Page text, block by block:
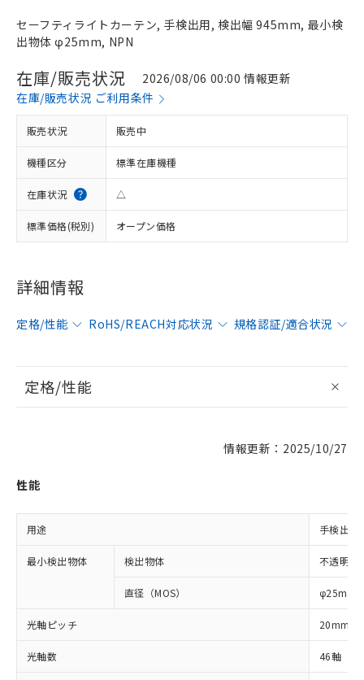
セーフティライトカーテン, 手検出用, 検出幅 945mm, 最小検
出物体 φ25mm, NPN
在庫/販売状況
2026/08/06 00:00 情報更新
在庫/販売状況 ご利用条件
販売状況 販売中
機種区分 標準在庫機種
在庫状況 △
標準価格(税別) オープン価格
詳細情報
定格/性能 RoHS/REACH対応状況 規格認証/適合状況
定格/性能
情報更新：2025/10/27
性能
用途 手検出用
最小検出物体 検出物体 不透明体
直径（MOS） φ25mm
光軸ピッチ 20mm
光軸数 46軸